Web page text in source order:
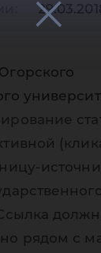
рядом с